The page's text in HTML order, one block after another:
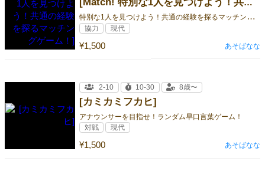
[Match! 特別な1人を見つけよう！共通の経験を探るマッチングゲーム！]
特
別な1人を見つけよう！共通の経験を探るマッチングゲーム！
¥1,500
協力 現代
あそばなな
[カミカミフカヒ]
アナウンサーを目指せ！ランダム早口言葉ゲーム！
¥1,500
2-10 10-30 8歳〜
対戦 現代
あそばなな